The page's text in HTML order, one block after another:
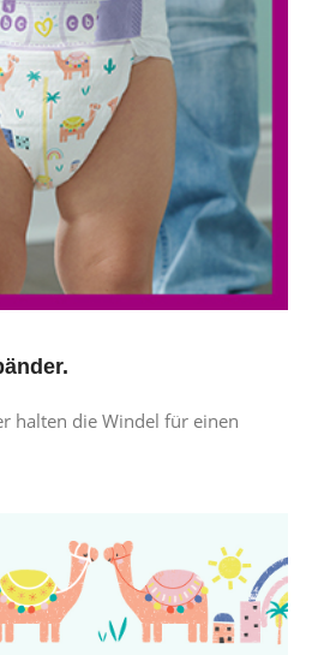
halten die Windel für einen